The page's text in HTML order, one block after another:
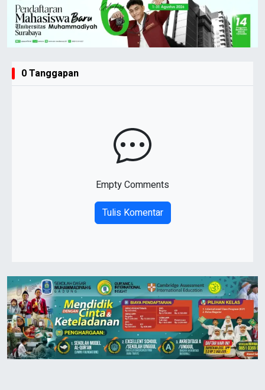
0 Tanggapan
Empty Comments
Tulis Komentar